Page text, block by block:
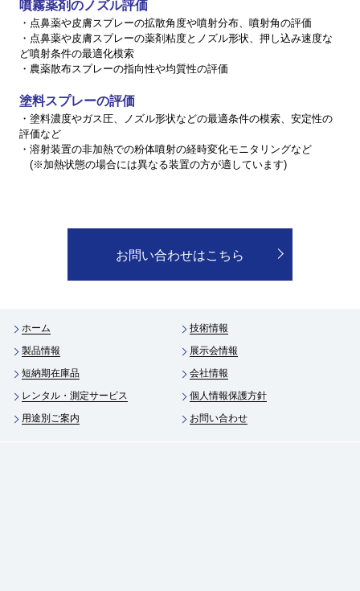
噴霧薬剤のノズル評価
・点鼻薬や皮膚スプレーの拡散角度や噴射分布、噴射角の評価
・点鼻薬や皮膚スプレーの薬剤粘度とノズル形状、押し込み速度な
ど噴射条件の最適化模索
・農薬散布スプレーの指向性や均質性の評価
塗料スプレーの評価
・塗料濃度やガス圧、ノズル形状などの最適条件の模索、安定性の
評価など
・溶射装置の非加熱での粉体噴射の経時変化モニタリングなど
(※加熱状態の場合には異なる装置の方が適しています)
お問い合わせはこちら
ホーム
技術情報
製品情報
展示会情報
短納期在庫品
会社情報
レンタル・測定サービス
個人情報保護方針
用途別ご案内
お問い合わせ